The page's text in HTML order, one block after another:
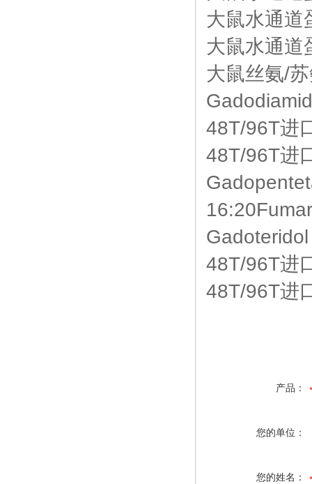
大鼠水通
大鼠水通
大鼠丝氨/
48T/96T进
48T/96T进
48T/96T进
48T/96T进
产品：
您的单位：
您的姓名：